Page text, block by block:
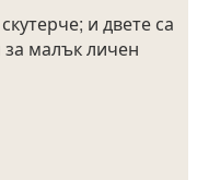
и двете са
малък личен